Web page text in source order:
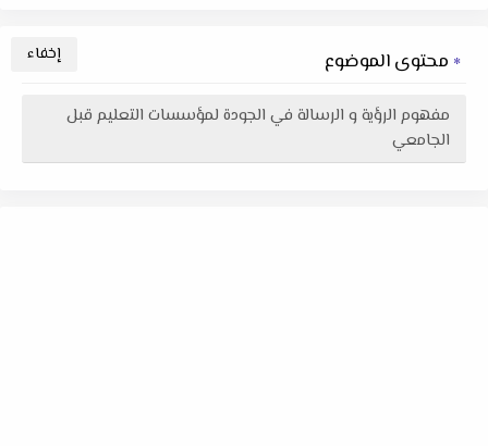
محتوى الموضوع
مفهوم الرؤية و الرسالة في الجودة لمؤسسات التعليم قبل
الجامعي